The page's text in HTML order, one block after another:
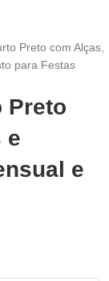
Preto com Alças,
para Festas
Preto
e
e